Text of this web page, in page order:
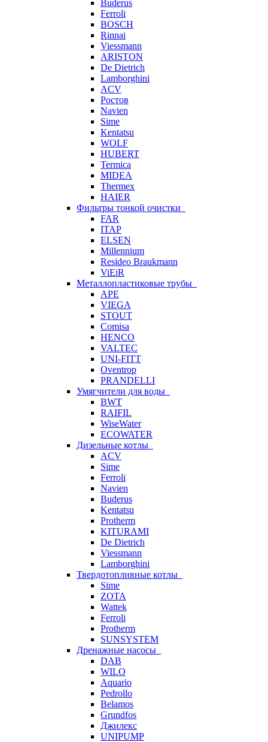
Buderus
Ferroli
BOSCH
Rinnai
Viessmann
ARISTON
De Dietrich
Lamborghini
ACV
Ростов
Navien
Sime
Kentatsu
WOLF
HUBERT
Termica
MIDEA
Thermex
HAIER
Фильтры тонкой очистки
FAR
ITAP
ELSEN
Millennium
Resideo Braukmann
ViEiR
Металлопластиковые трубы
APE
VIEGA
STOUT
Comisa
HENCO
VALTEC
UNI-FITT
Oventrop
PRANDELLI
Умягчители для воды
BWT
RAIFIL
WiseWater
ECOWATER
Дизельные котлы
ACV
Sime
Ferroli
Navien
Buderus
Kentatsu
Protherm
KITURAMI
De Dietrich
Viessmann
Lamborghini
Твердотопливные котлы
Sime
ZOTA
Wattek
Ferroli
Protherm
SUNSYSTEM
Дренажные насосы
DAB
WILO
Aquario
Pedrollo
Belamos
Grundfos
Джилекс
UNIPUMP